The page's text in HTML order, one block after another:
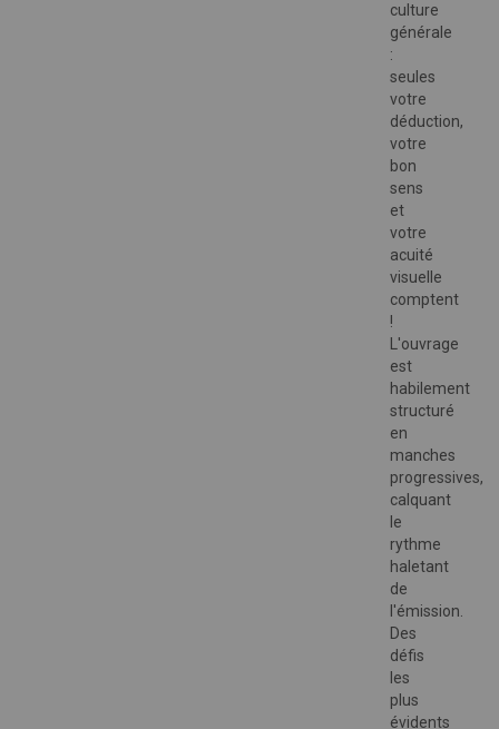
culture
générale
:
seules
votre
déduction,
votre
bon
sens
et
votre
acuité
visuelle
comptent
!
L'ouvrage
est
habilement
structuré
en
manches
progressives,
calquant
le
rythme
haletant
de
l'émission.
Des
défis
les
plus
évidents